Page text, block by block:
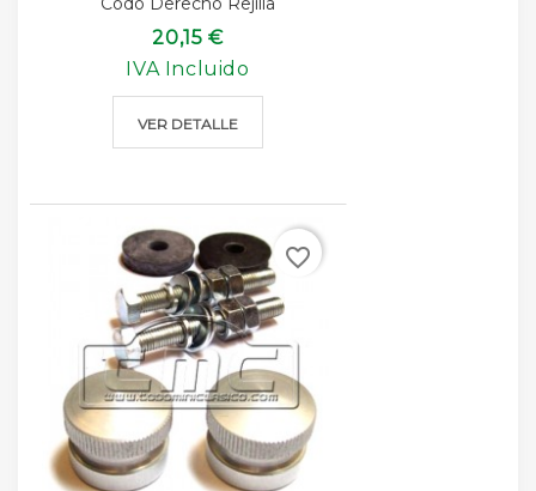
20,15 €
IVA Incluido
VER DETALLE
favorite_border